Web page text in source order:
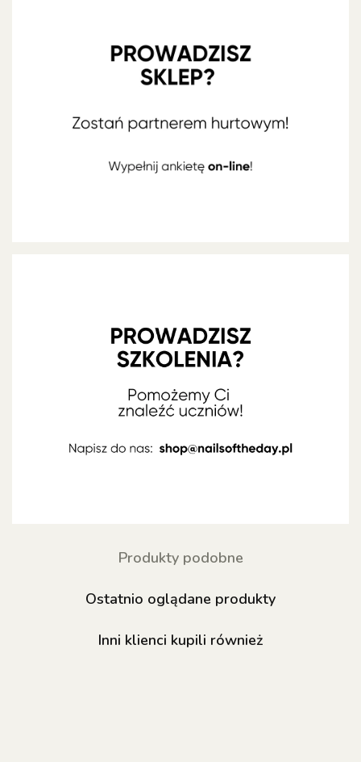
Produkty podobne
Ostatnio oglądane produkty
Inni klienci kupili również